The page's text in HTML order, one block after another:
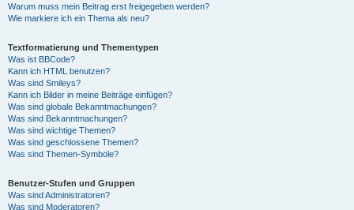
Warum muss mein Beitrag erst freigegeben werden?
Wie markiere ich ein Thema als neu?
Textformatierung und Thementypen
Was ist BBCode?
Kann ich HTML benutzen?
Was sind Smileys?
Kann ich Bilder in meine Beiträge einfügen?
Was sind globale Bekanntmachungen?
Was sind Bekanntmachungen?
Was sind wichtige Themen?
Was sind geschlossene Themen?
Was sind Themen-Symbole?
Benutzer-Stufen und Gruppen
Was sind Administratoren?
Was sind Moderatoren?